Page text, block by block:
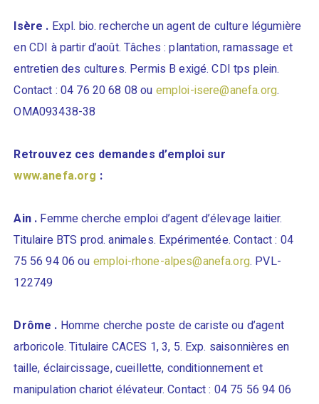
Isère . Expl. bio. recherche un agent de culture légumière
en CDI à partir d’août. Tâches : plantation, ramassage et
entretien des cultures. Permis B exigé. CDI tps plein.
Contact : 04 76 20 68 08 ou emploi-isere@anefa.org.
OMA093438-38
Retrouvez ces demandes d’emploi sur
www.anefa.org :
Ain . Femme cherche emploi d’agent d’élevage laitier.
Titulaire BTS prod. animales. Expérimentée. Contact : 04
75 56 94 06 ou emploi-rhone-alpes@anefa.org. PVL-
122749
Drôme . Homme cherche poste de cariste ou d’agent
arboricole. Titulaire CACES 1, 3, 5. Exp. saisonnières en
taille, éclaircissage, cueillette, conditionnement et
manipulation chariot élévateur. Contact : 04 75 56 94 06